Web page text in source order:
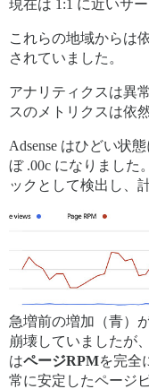
現在は 1:1 に近いサ
これらの地域からは
されていました。
アナリティクスは異
スのメトリクスは依
Adsense はひどい状
ぼ .00c になりました
ックとして検出し、
急増前の増加（青）
崩壊していましたが
はページRPMを完全
常に安定したページ